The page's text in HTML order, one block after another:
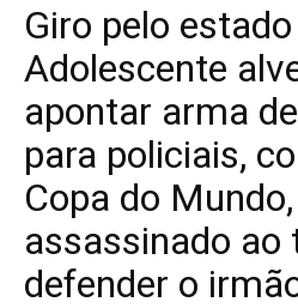
Giro pelo estado
Adolescente
apontar arma
para policiais,
Copa do
assassinado ao
defender o